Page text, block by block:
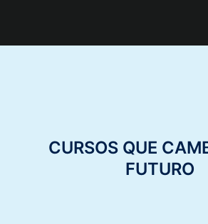
CURSOS QUE
FUTURO